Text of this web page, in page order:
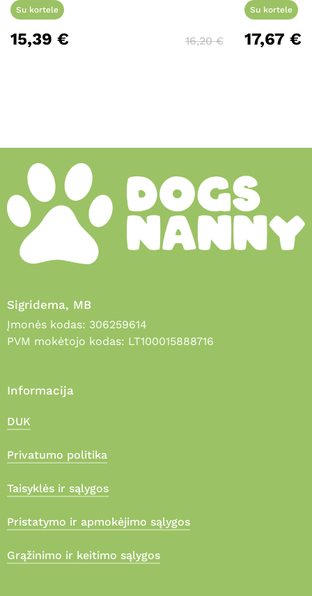
Su kortele
15,39 € 16,20€
Su kortele
17,67 €
Sigridema, MB
Įmonės kodas: 306259614
PVM mokėtojo kodas: LT100015888716
Informacija
DUK
Privatumo politika
Taisyklės ir sąlygos
Pristatymo ir apmokėjimo sąlygos
Grąžinimo ir keitimo sąlygos